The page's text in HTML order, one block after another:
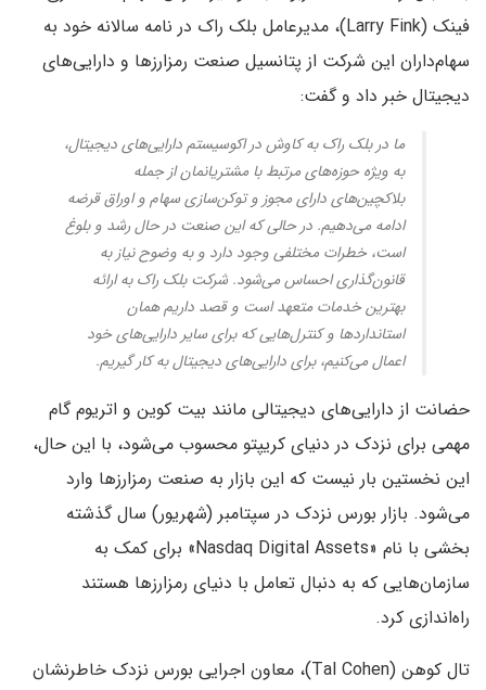
فینک (Larry Fink)، مدیرعامل بلک راک در نامه سالانه خود به
سهام‌داران این شرکت از پتانسیل صنعت رمزارزها و دارایی‌های
دیجیتال خبر داد و گفت:
ما در بلک راک به کاوش در اکوسیستم دارایی‌های دیجیتال،
به ویژه حوزه‌های مرتبط با مشتریانمان از جمله
بلاکچین‌های دارای مجوز و توکن‌سازی سهام و اوراق قرضه
ادامه می‌دهیم. در حالی که این صنعت در حال رشد و بلوغ
است، خطرات مختلفی وجود دارد و به وضوح نیاز به
قانون‌گذاری احساس می‌شود. شرکت بلک راک به ارائه
بهترین خدمات متعهد است و قصد داریم همان
استانداردها و کنترل‌هایی که برای سایر دارایی‌های خود
اعمال می‌کنیم، برای دارایی‌های دیجیتال به کار گیریم.
حضانت از دارایی‌های دیجیتالی مانند بیت کوین و اتریوم گام
مهمی برای نزدک در دنیای کریپتو محسوب می‌شود، با این حال،
این نخستین بار نیست که این بازار به صنعت رمزارزها وارد
می‌شود. بازار بورس نزدک در سپتامبر (شهریور) سال گذشته
بخشی با نام «Nasdaq Digital Assets» برای کمک به
سازمان‌هایی که به دنبال تعامل با دنیای رمزارزها هستند
راه‌اندازی کرد.
تال کوهن (Tal Cohen)، معاون اجرایی بورس نزدک خاطرنشان